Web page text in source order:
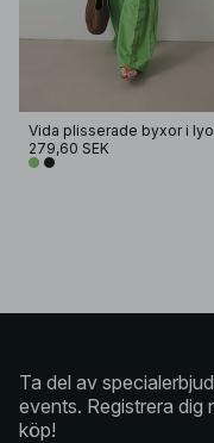
279,60 SEK
Ta del av
events. Registrera
köp!